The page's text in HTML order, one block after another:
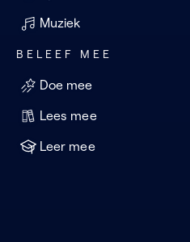
Muziek
BELEEF MEE
Doe mee
Lees mee
Leer mee